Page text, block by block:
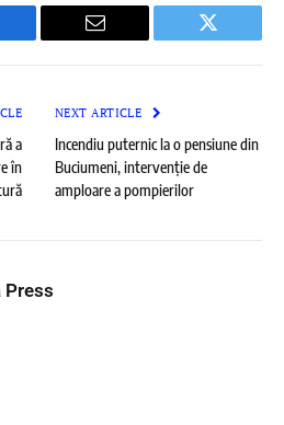
Email Twitter
a
în
NEXT ARTICLE
Incendiu puternic la o pensiune din
Buciumeni, intervenție de
amploare a pompierilor
Press